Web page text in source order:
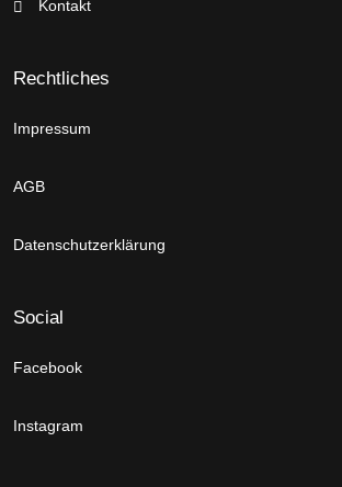
Kontakt
Rechtliches
Impressum
AGB
Datenschutzerklärung
Social
Facebook
Instagram